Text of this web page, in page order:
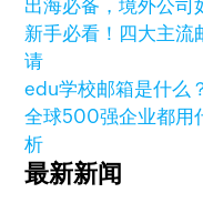
出海必备，境外公司
新手必看！四大主流
请
edu学校邮箱是什么
全球500强企业都用
析
最新新闻